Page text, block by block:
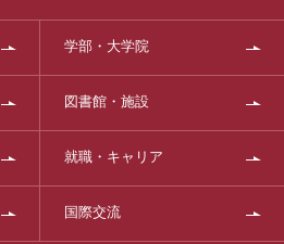
学部・大学院
図書館・施設
就職・キャリア
国際交流